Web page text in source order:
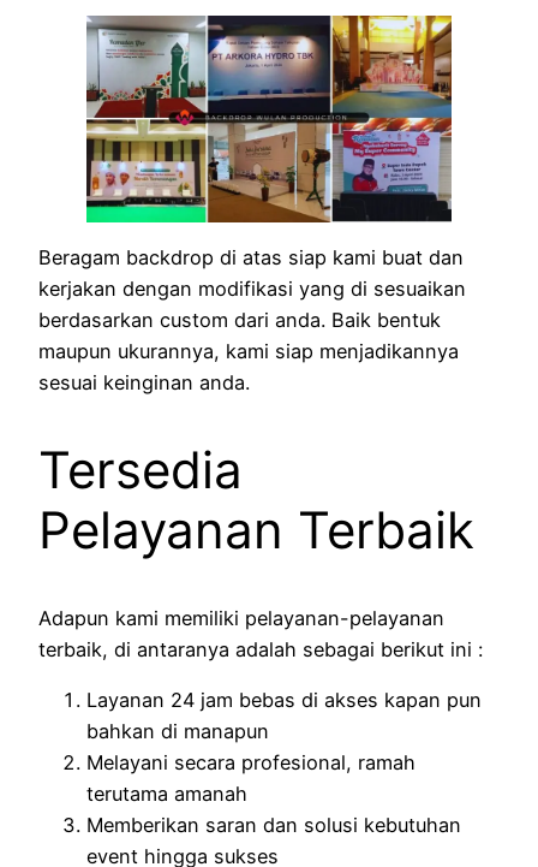
Beragam backdrop di atas siap kami buat dan
kerjakan dengan modifikasi yang di sesuaikan
berdasarkan custom dari anda. Baik bentuk
maupun ukurannya, kami siap menjadikannya
sesuai keinginan anda.
Tersedia
Pelayanan Terbaik
Adapun kami memiliki pelayanan-pelayanan
terbaik, di antaranya adalah sebagai berikut ini :
Layanan 24 jam bebas di akses kapan pun
bahkan di manapun
Melayani secara profesional, ramah
terutama amanah
Memberikan saran dan solusi kebutuhan
event hingga sukses